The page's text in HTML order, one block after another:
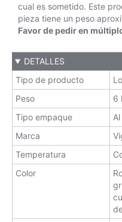
cual es sometido. Este
pieza tiene un peso
Favor de pedir en
DETALLES
Tipo de producto
Peso
6
Tipo empaque
Marca
Temperatura
Color